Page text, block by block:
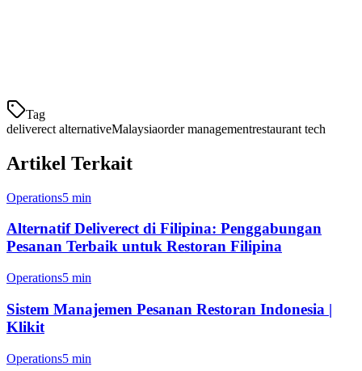
Tag
deliverect alternativeMalaysiaorder managementrestaurant tech
Artikel Terkait
Operations5 min
Alternatif Deliverect di Filipina: Penggabungan
Pesanan Terbaik untuk Restoran Filipina
Operations5 min
Sistem Manajemen Pesanan Restoran Indonesia |
Klikit
Operations5 min